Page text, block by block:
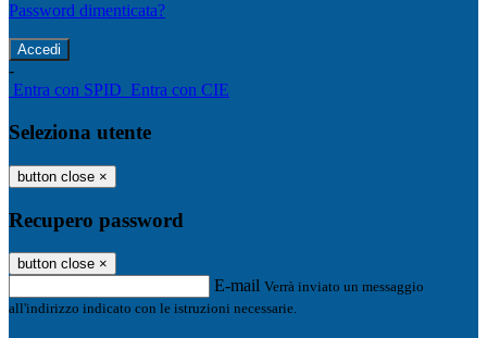
Password dimenticata?
-
Entra con SPID Entra con CIE
Seleziona utente
button close ×
Recupero password
button close ×
E-mail Verrà inviato un messaggio
all'indirizzo indicato con le istruzioni necessarie.